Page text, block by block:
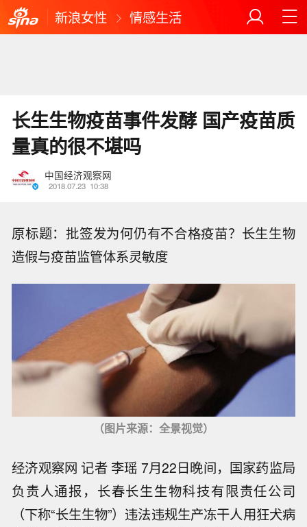
新浪女性 情感生活
长生生物疫苗事件发酵 国产疫苗质
量真的很不堪吗
中国经济观察网
2018.07.23 10:38
原标题：批签发为何仍有不合格疫苗？长生生物
造假与疫苗监管体系灵敏度
（图片来源：全景视觉）
经济观察网 记者 李瑶 7月22日晚间，国家药监局
负责人通报，长春长生生物科技有限责任公司
（下称“长生生物”）违法违规生产冻干人用狂犬病